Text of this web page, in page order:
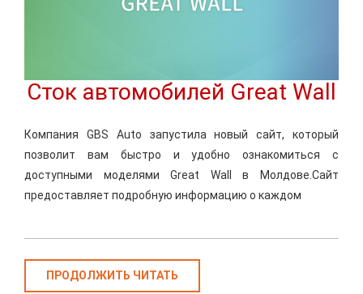
Сток автомобилей Great Wall
Компания GBS Auto запустила новый сайт, который
позволит вам быстро и удобно ознакомиться с
доступными моделями Great Wall в Молдове.Сайт
предоставляет подробную информацию о каждом
ПРОДОЛЖИТЬ ЧИТАТЬ